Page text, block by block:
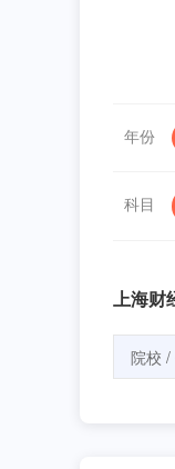
年份
科目
上海财
院校 /